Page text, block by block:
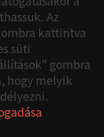
Az
kattintva
süti
gombra
hogy melyik